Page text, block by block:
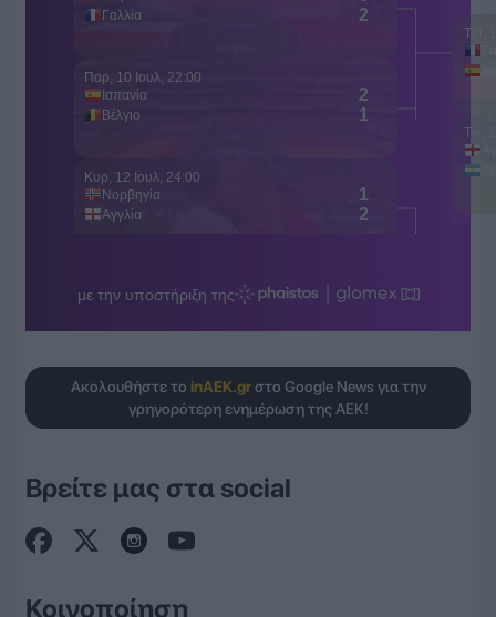
Ακολουθήστε το inAEK.grστο Google News για την
γρηγορότερη ενημέρωση της ΑΕΚ!
Βρείτε μας στα social
Κοινοποίηση